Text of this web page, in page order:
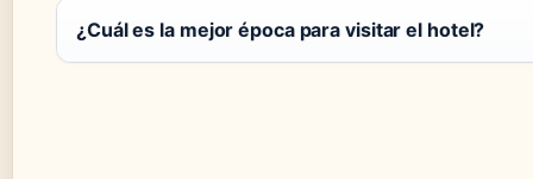
¿Cuál es la mejor época para visitar el hotel?